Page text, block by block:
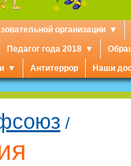
организации
Педагог года 2018
Антитеррор Наши
/